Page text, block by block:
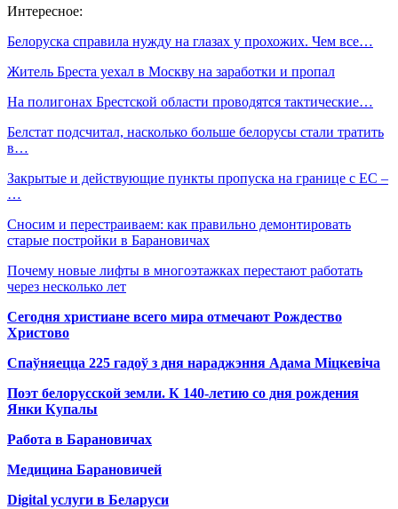
Интересное:
Белоруска справила нужду на глазах у прохожих. Чем все…
Житель Бреста уехал в Москву на заработки и пропал
На полигонах Брестской области проводятся тактические…
Белстат подсчитал, насколько больше белорусы стали тратить
в…
Закрытые и действующие пункты пропуска на границе с ЕС –
…
Сносим и перестраиваем: как правильно демонтировать
старые постройки в Барановичах
Почему новые лифты в многоэтажках перестают работать
через несколько лет
Сегодня христиане всего мира отмечают Рождество
Христово
Спаўняецца 225 гадоў з дня нараджэння Адама Міцкевіча
Поэт белорусской земли. К 140-летию со дня рождения
Янки Купалы
Работа в Барановичах
Медицина Барановичей
Digital услуги в Беларуси